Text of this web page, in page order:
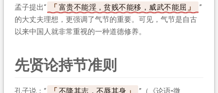
孟子提出“
富贵不能淫，贫贱不能移，威武不能屈
”
的大丈夫理想，更强调了气节的重要。可见，气节是自古
以来中国人就非常重视的一种道德修养。
先贤论持节准则
孔子说：“ 不降其志，不辱其身
”（《论语•微